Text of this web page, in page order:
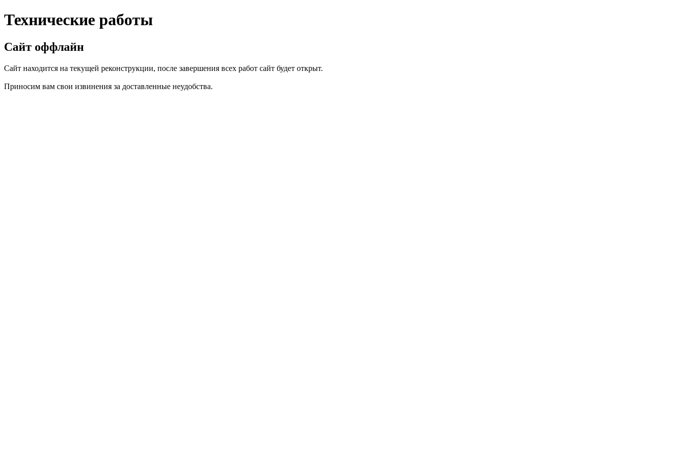
Технические работы
Сайт оффлайн
Сайт находится на текущей реконструкции, после завершения всех работ сайт будет открыт.
Приносим вам свои извинения за доставленные неудобства.